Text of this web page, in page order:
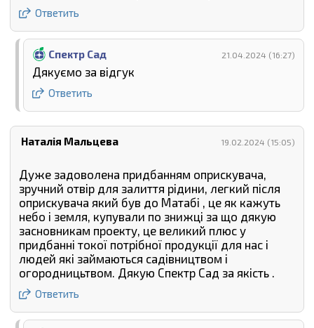
Ответить
Спектр Сад 21.04.2024 (16:27)
Дякуємо за відгук
Ответить
Наталія Мальцева 19.02.2024 (15:05)
Дуже задоволена придбанням оприскувача,
зручний отвір для залиття рідини, легкий після
оприскувача який був до Матабі , це як кажуть
небо і земля, купували по знижці за що дякую
засновникам проекту, це великий плюс у
придбанні токої потрібної продукції для нас і
людей які займаються садівництвом і
огородницьтвом. Дякую Спектр Сад за якість .
Ответить